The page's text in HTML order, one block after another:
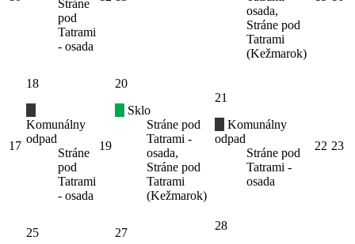
Stráne
pod
Tatrami
- osada
osada,
Stráne pod
Tatrami
(Kežmarok)
17
18
Komunálny
odpad
Stráne
pod
Tatrami
- osada
19
20
Sklo
Stráne pod
Tatrami -
osada,
Stráne pod
Tatrami
(Kežmarok)
21
Komunálny
odpad
Stráne pod
Tatrami -
osada
22 23
25
27
28